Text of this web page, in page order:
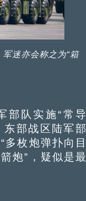
迷亦会称之为“箱
队实施“常导
东部战区陆军部
多枚炮弹扑向目
炮”，疑似是最